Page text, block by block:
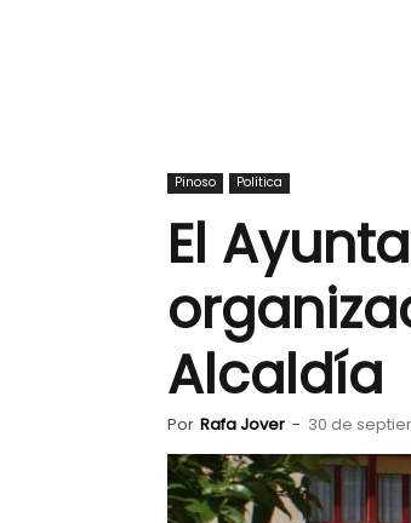
Pinoso Política
El
Alcaldía
Por Rafa Jover - 30 de